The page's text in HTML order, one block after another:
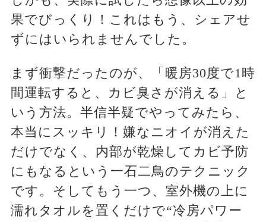
果でびっくり！これはもう、シェアせ
ずにはいられませんでした。
まず衝撃だったのが、「暖房30度で1時
間運転すると、カビ臭さが消える」と
いう方法。半信半疑でやってみたら、
本当にスッキリ！嫌なニオイが消えた
だけでなく、内部が乾燥してカビ予防
にもなるという一石二鳥のテクニック
です。そしてもう一つ、室外機の上に
濡れタオルを置くだけで“冷房パワー